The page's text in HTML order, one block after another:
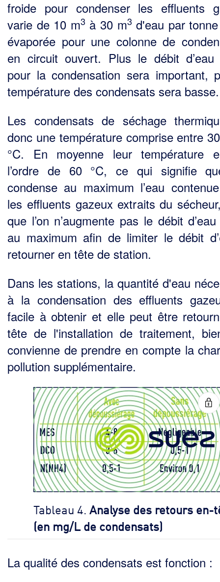
froide pour condenser les effluents
varie de 10 m3 à 30 m3 d'eau par
évaporée pour une colonne de
en circuit ouvert. Plus le débit d’eau
pour la condensation sera important,
température des condensats sera basse.
Les condensats de séchage
donc une température comprise entre
°C. En moyenne leur température
l’ordre de 60 °C, ce qui signifie
condense au maximum l’eau
les effluents gazeux extraits du
que l’on n’augmente pas le débit
au maximum afin de limiter le débit
retourner en tête de station.
Dans les stations, la quantité d'eau
à la condensation des effluents
facile à obtenir et elle peut être
tête de l'installation de traitement,
convienne de prendre en compte la
pollution supplémentaire.
Tableau 4. Analyse des retours en-
(en mg/L de condensats)
La qualité des condensats est fonction :